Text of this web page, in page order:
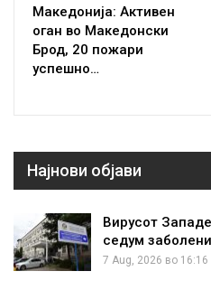
Македонија: Активен
оган во Македонски
Брод, 20 пожари
успешно…
Најнови објави
Вирусот
седум
7 Aug, 2026 во 16:16